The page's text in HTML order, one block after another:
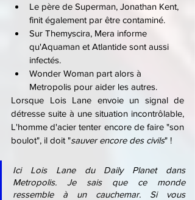
Le père de Superman, Jonathan Kent,
finit également par être contaminé.
Sur Themyscira, Mera informe
qu'Aquaman et Atlantide sont aussi
infectés.
Wonder Woman part alors à
Metropolis pour aider les autres.
Lorsque Lois Lane envoie un signal de
détresse suite à une situation incontrôlable,
L'homme d'acier tenter encore de faire "son
boulot", il doit "sauver encore des civils" !
Ici Lois Lane du Daily Planet
dans
Metropolis. Je sais que ce monde
ressemble à un cauchemar. Si vous